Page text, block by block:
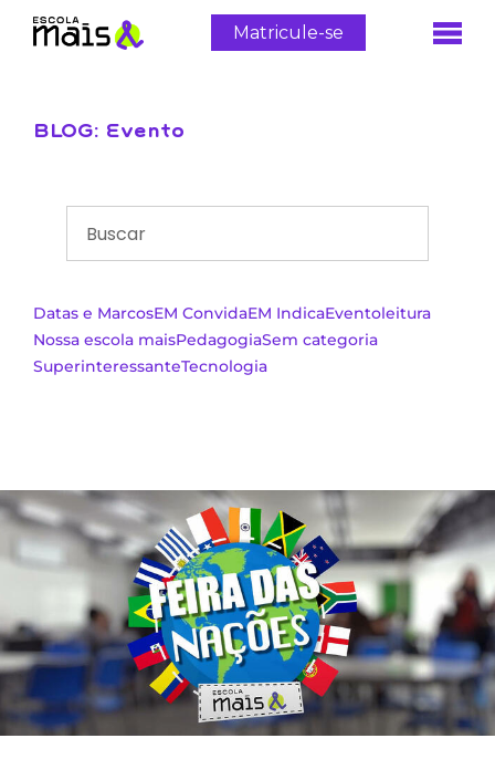
Matricule-se
BLOG: Evento
Datas e MarcosEM ConvidaEM IndicaEventoleitura
Nossa escola maisPedagogiaSem categoria
SuperinteressanteTecnologia